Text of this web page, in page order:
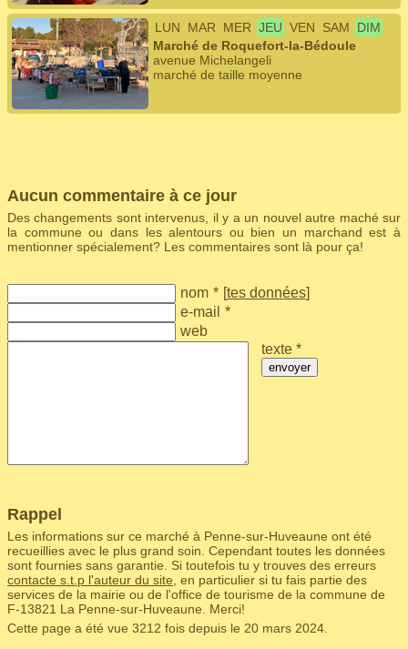
LUN MAR MER JEU VEN SAM
DIM
Marché de Roquefort-la-Bédoule
avenue Michelangeli
marché de taille moyenne
Aucun commentaire à ce jour
Des changements sont intervenus, il y a un nouvel autre maché sur
la commune ou dans les alentours ou bien un marchand est à
mentionner spécialement? Les commentaires sont là pour ça!
nom * [tes données]
e-mail *
web
texte *
envoyer
Rappel
Les informations sur ce marché à Penne-sur-Huveaune ont été
recueillies avec le plus grand soin. Cependant toutes les données
sont fournies sans garantie. Si toutefois tu y trouves des erreurs
contacte s.t.p l'auteur du site , en particulier si tu fais partie des
services de la mairie ou de l'office de tourisme de la commune de
F‑13821 La Penne-sur-Huveaune. Merci!
Cette page a été vue 3212 fois depuis le 20 mars 2024.